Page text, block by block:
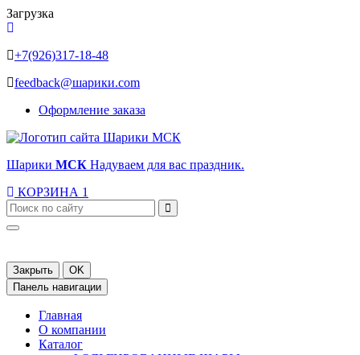
Загрузка
+7(926)317-18-48
feedback@шарики.com
Оформление заказа
Шарики МСК Надуваем для вас праздник.
КОРЗИНА 1
Закрыть
OK
Панель навигации
Главная
О компании
Каталог